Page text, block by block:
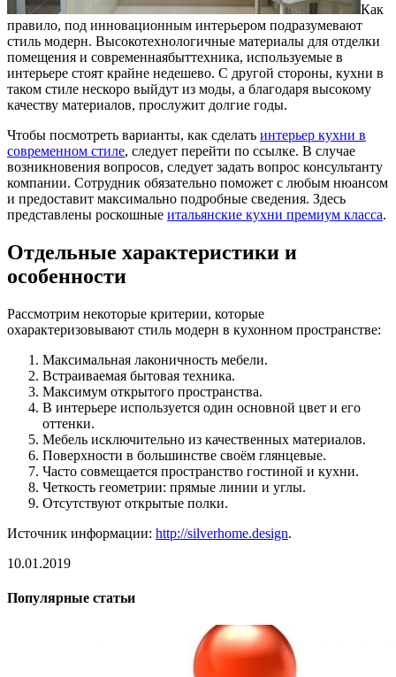
Как
правило, под инновационным интерьером подразумевают
стиль модерн. Высокотехнологичные материалы для отделки
помещения и современнаябыттехника, используемые в
интерьере стоят крайне недешево. С другой стороны, кухни в
таком стиле нескоро выйдут из моды, а благодаря высокому
качеству материалов, прослужит долгие годы.
Чтобы посмотреть варианты, как сделать интерьер кухни в
современном стиле, следует перейти по ссылке. В случае
возникновения вопросов, следует задать вопрос консультанту
компании. Сотрудник обязательно поможет с любым нюансом
и предоставит максимально подробные сведения. Здесь
представлены роскошные итальянские кухни премиум класса.
Отдельные характеристики и
особенности
Рассмотрим некоторые критерии, которые
охарактеризовывают стиль модерн в кухонном пространстве:
Максимальная лаконичность мебели.
Встраиваемая бытовая техника.
Максимум открытого пространства.
В интерьере используется один основной цвет и его
оттенки.
Мебель исключительно из качественных материалов.
Поверхности в большинстве своём глянцевые.
Часто совмещается пространство гостиной и кухни.
Четкость геометрии: прямые линии и углы.
Отсутствуют открытые полки.
Источник информации: http://silverhome.design.
10.01.2019
Популярные статьи